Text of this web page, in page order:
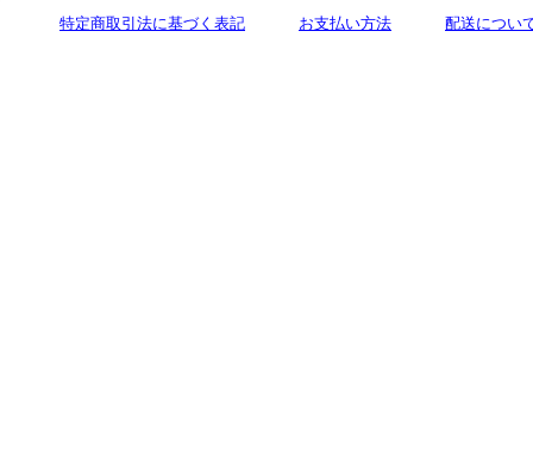
特定商取引法に基づく表記 お支払い方法 配送につい